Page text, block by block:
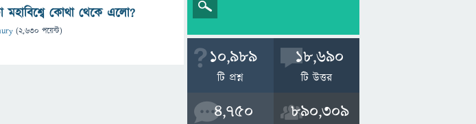
মহাবিশ্বে কোথা থেকে এলো?
(2,630 পয়েন্ট)
10,989
টি প্রশ্ন
18,690
টি উত্তর
4,750 890,309